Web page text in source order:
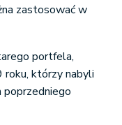
zastosować w
portfela,
którzy nabyli
poprzedniego